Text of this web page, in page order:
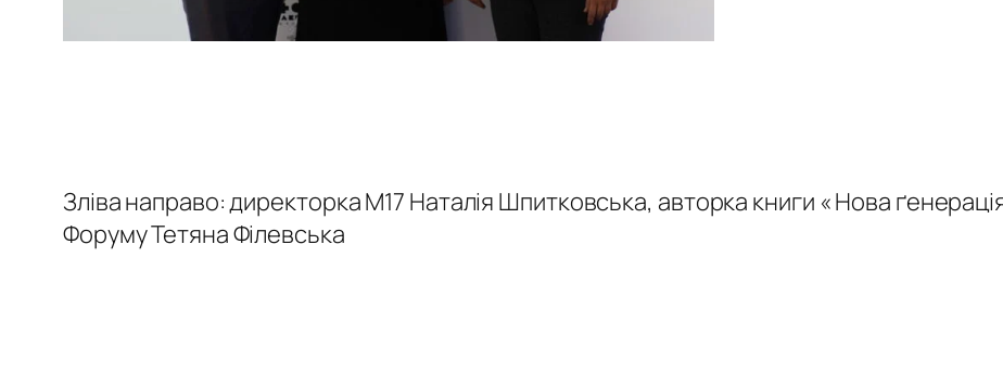
Зліва направо: директорка М17 Наталія Шпитковська, авторка книги « Нова
Форуму Тетяна Філевська